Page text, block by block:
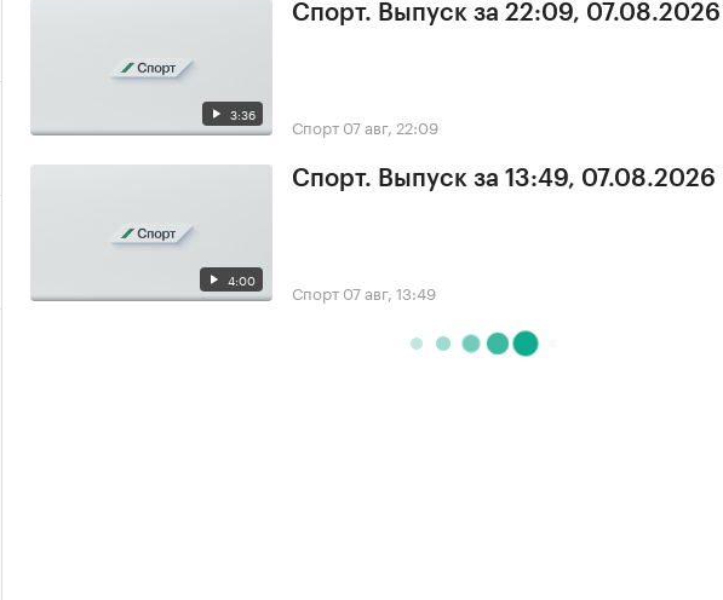
3:36
Спорт. Выпуск за 22:09, 07.08.2026
Спорт 07 авг, 22:09
4:00
Спорт. Выпуск за 13:49, 07.08.2026
Спорт 07 авг, 13:49